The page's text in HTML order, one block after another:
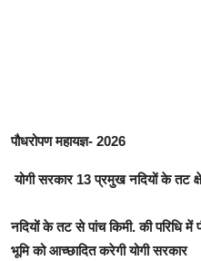
पौधरोपण महायज्ञ- 2026
योगी सरकार 13 प्रमुख नदियों के तट
नदियों के तट से पांच किमी. की परिधि
भूमि को आच्छादित करेगी योगी सरकार